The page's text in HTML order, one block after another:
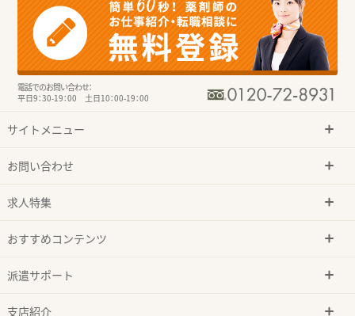
電話でのお問い合わせ：
平日9：30-19：00 土日10：00-19：00
サイトメニュー
お問い合わせ
求人特集
おすすめコンテンツ
派遣サポート
支店紹介